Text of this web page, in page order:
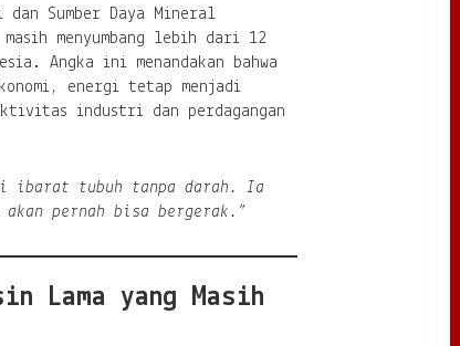
Sumber Daya Mineral
menyumbang lebih dari 12
Angka ini menandakan bahwa
energi tetap menjadi
industri dan perdagangan
ibarat tubuh tanpa darah. Ia
pernah bisa bergerak.”
Lama yang Masih